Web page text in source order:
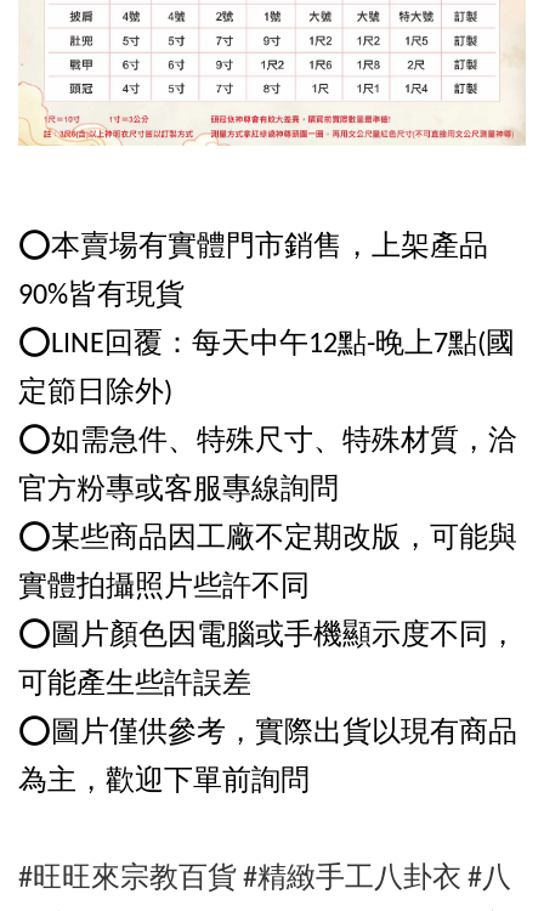
⭕️本賣場有實體門市銷售，上架產品
90%皆有現貨
⭕️LINE回覆：每天中午12點-晚上7點(國
定節日除外)
⭕️如需急件、特殊尺寸、特殊材質，洽
官方粉專或客服專線詢問
⭕️某些商品因工廠不定期改版，可能與
實體拍攝照片些許不同
⭕️圖片顏色因電腦或手機顯示度不同，
可能產生些許誤差
⭕️圖片僅供參考，實際出貨以現有商品
為主，歡迎下單前詢問
#旺旺來宗教百貨 #精緻手工八卦衣 #八